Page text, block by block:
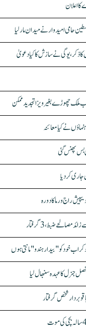
کا اعلان
حامی امیدوار نے میدان مار لیا
ذکر، یوگی نے سازش کا کیا دعویٰ
نے کیا معائنہ
بس پھنس گئی
راج ورما کا دورہ
اب خود کو "بیدار ہندو" مانتی ہوں
جنرل کا عہدہ سنبھال لیا
بردار شخص گرفتار